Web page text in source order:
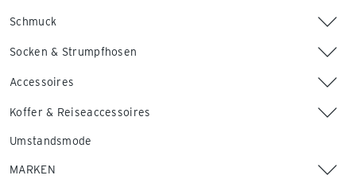
Schmuck
Socken & Strumpfhosen
Accessoires
Koffer & Reiseaccessoires
Umstandsmode
MARKEN